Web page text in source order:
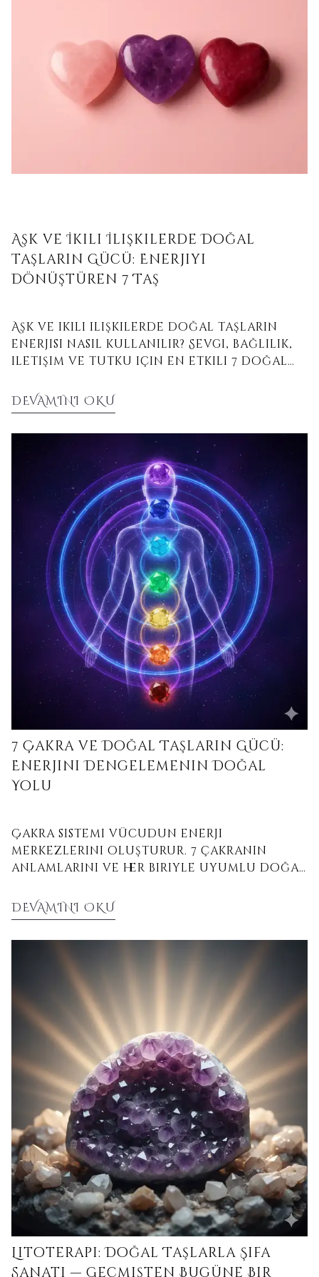
Aşk ve İkili İlişkilerde Doğal
Taşların Gücü: Enerjiyi
Dönüştüren 7 Taş
Aşk ve ikili ilişkilerde doğal taşların
enerjisi nasıl kullanılır? Sevgi, bağlılık,
iletişim ve tutku için en etkili 7 doğal
DEVAMINI OKU
7 Çakra ve Doğal Taşların Gücü:
Enerjini Dengelemenin Doğal
Yolu
Çakra sistemi vücudun enerji
merkezlerini oluşturur. 7 çakranın
anlamlarını ve her biriyle uyumlu doğal
DEVAMINI OKU
Litoterapi: Doğal Taşlarla Şifa
Sanatı — Geçmişten Bugüne Bir